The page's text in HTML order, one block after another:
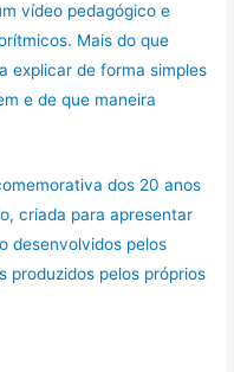
vídeo pedagógico e
Mais do que
explicar de forma simples
e de que maneira
dos 20 anos
criada para apresentar
desenvolvidos pelos
produzidos pelos próprios